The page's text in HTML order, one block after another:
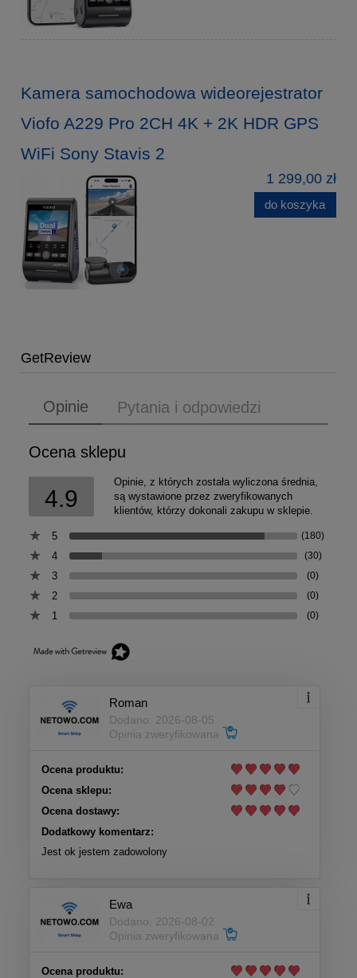
Kamera samochodowa wideorejestrator
Viofo A229 Pro 2CH 4K + 2K HDR GPS
WiFi Sony Stavis 2
1 299,00 zł
do koszyka
GetReview
Opinie Pytania i odpowiedzi
Ocena sklepu
4.9
Opinie, z których została wyliczona średnia,
są wystawione przez zweryfikowanych
klientów, którzy dokonali zakupu w sklepie.
5 (180)
4 (30)
3 (0)
2 (0)
1 (0)
Roman
Dodano: 2026-08-05
Opinia zweryfikowana
Ocena produktu:
Ocena sklepu:
Ocena dostawy:
Dodatkowy komentarz:
Jest ok jestem zadowolony
Ewa
Dodano: 2026-08-02
Opinia zweryfikowana
Ocena produktu: